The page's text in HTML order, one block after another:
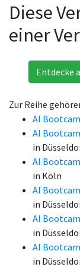
Diese
einer
Entdecke
Zur Reihe
AI
AI
in
AI
in Köln
AI
in
AI
in
AI
in